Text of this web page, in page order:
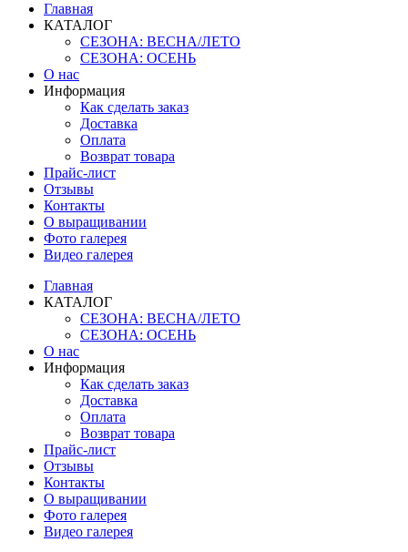
Главная
КАТАЛОГ
СЕЗОНА: ВЕСНА/ЛЕТО
СЕЗОНА: ОСЕНЬ
О нас
Информация
Как сделать заказ
Доставка
Оплата
Возврат товара
Прайс-лист
Отзывы
Контакты
О выращивании
Фото галерея
Видео галерея
Главная
КАТАЛОГ
СЕЗОНА: ВЕСНА/ЛЕТО
СЕЗОНА: ОСЕНЬ
О нас
Информация
Как сделать заказ
Доставка
Оплата
Возврат товара
Прайс-лист
Отзывы
Контакты
О выращивании
Фото галерея
Видео галерея